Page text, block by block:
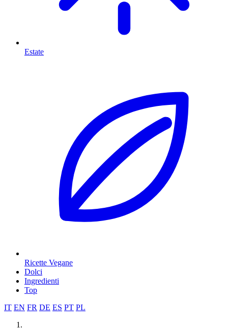
Estate
Ricette Vegane
Dolci
Ingredienti
Top
IT EN FR DE ES PT PL